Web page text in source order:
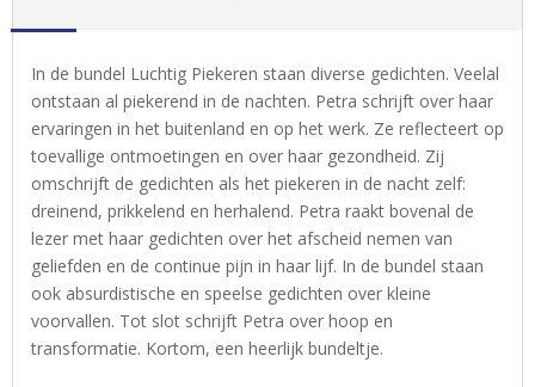
In de bundel Luchtig Piekeren staan diverse gedichten. Veelal
ontstaan al piekerend in de nachten. Petra schrijft over haar
ervaringen in het buitenland en op het werk. Ze reflecteert op
toevallige ontmoetingen en over haar gezondheid. Zij
omschrijft de gedichten als het piekeren in de nacht zelf:
dreinend, prikkelend en herhalend. Petra raakt bovenal de
lezer met haar gedichten over het afscheid nemen van
geliefden en de continue pijn in haar lijf. In de bundel staan
ook absurdistische en speelse gedichten over kleine
voorvallen. Tot slot schrijft Petra over hoop en
transformatie. Kortom, een heerlijk bundeltje.